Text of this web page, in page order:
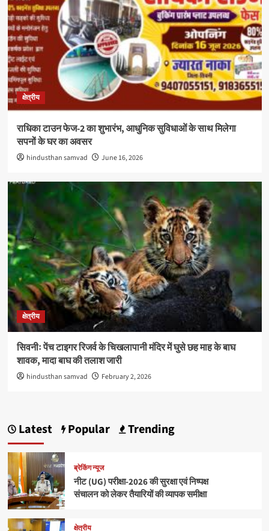
क्षेत्रीय
राधिका टाउन फेज-2 का शुभारंभ, आधुनिक सुविधाओं के साथ मिलेगा
सपनों के घर का अवसर
hindusthan samvad June 16, 2026
क्षेत्रीय
सिवनीः पेंच टाइगर रिजर्व के चिखलापानी मंदिर में घुसे छह माह के बाघ
शावक, मादा बाघ की तलाश जारी
hindusthan samvad February 2, 2026
Latest Popular Trending
ब्रेकिंग न्यूज
नीट (UG) परीक्षा-2026 की सुरक्षा एवं निष्पक्ष
संचालन को लेकर तैयारियों की व्यापक समीक्षा
क्षेत्रीय